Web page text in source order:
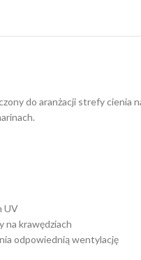
do aranżacji strefy cienia
UV
na krawędziach
odpowiednią wentylację